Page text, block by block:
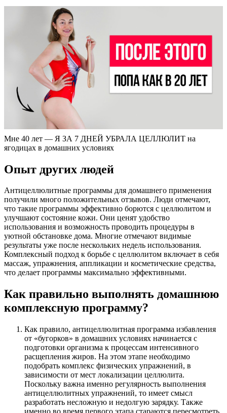
Мне 40 лет — Я ЗА 7 ДНЕЙ УБРАЛА ЦЕЛЛЮЛИТ на
ягодицах в домашних условиях
Опыт других людей
Антицеллюлитные программы для домашнего применения
получили много положительных отзывов. Люди отмечают,
что такие программы эффективно борются с целлюлитом и
улучшают состояние кожи. Они ценят удобство
использования и возможность проводить процедуры в
уютной обстановке дома. Многие отмечают видимые
результаты уже после нескольких недель использования.
Комплексный подход к борьбе с целлюлитом включает в себя
массаж, упражнения, аппликации и косметические средства,
что делает программы максимально эффективными.
Как правильно выполнять домашнюю
комплексную программу?
Как правило, антицеллюлитная программа избавления
от «бугорков» в домашних условиях начинается с
подготовки организма к процессам интенсивного
расщепления жиров. На этом этапе необходимо
подобрать комплекс физических упражнений, в
зависимости от мест локализации целлюлита.
Поскольку важна именно регулярность выполнения
антицеллюлитных упражнений, то имеет смысл
разработать несложную и недолгую зарядку. Также